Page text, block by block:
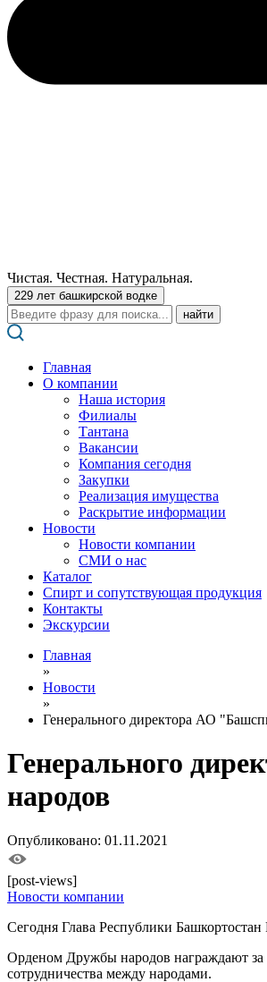
Чистая. Честная. Натуральная.
229 лет башкирской водке
Поиск:
Главная
О компании
Наша история
Филиалы
Тантана
Вакансии
Компания сегодня
Закупки
Реализация имущества
Раскрытие информации
Новости
Новости компании
СМИ о нас
Каталог
Спирт и сопутствующая продукция
Контакты
Экскурсии
Главная
»
Новости
»
Генерального директора АО
Генерального
народов
Опубликовано: 01.11.2021
[post-views]
Новости компании
Сегодня Глава Республики
Орденом Дружбы народов награждают за
сотрудничества между народами.